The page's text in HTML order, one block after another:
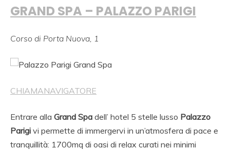
GRAND SPA – PALAZZO PARIGI
Corso di Porta Nuova, 1
CHIAMANAVIGATORE
Entrare alla Grand Spa dell’ hotel 5 stelle lusso Palazzo
Parigi vi permette di immergervi in un’atmosfera di pace e
tranquillità: 1700mq di oasi di relax curati nei minimi